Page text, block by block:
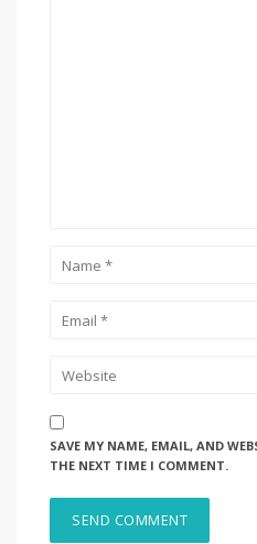
SAVE MY NAME, EMAIL, AND
THE NEXT TIME I COMMENT.